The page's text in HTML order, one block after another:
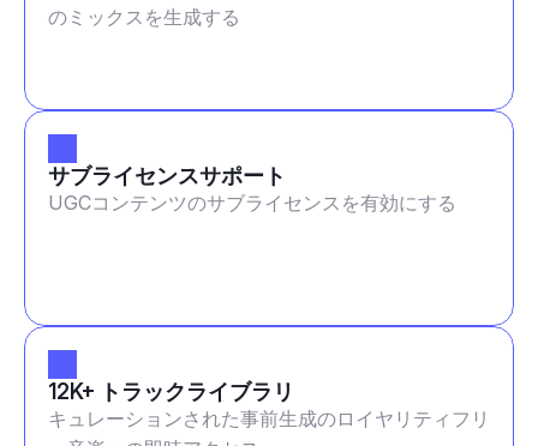
のミックスを生成する
サブライセンスサポート
UGCコンテンツのサブライセンスを有効にする
12K+ トラックライブラリ
キュレーションされた事前生成のロイヤリティフリ